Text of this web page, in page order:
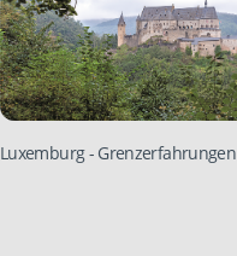
Luxemburg- Grenzerfahrungen